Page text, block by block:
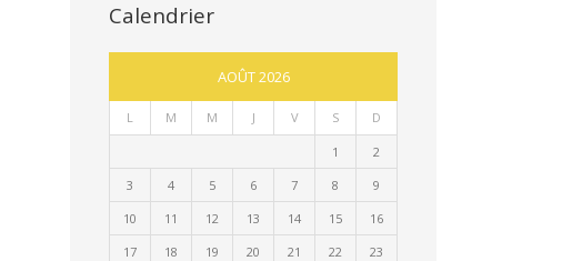
Calendrier
AOÛT 2026
L M M J V S D
1
2
3
4 5 6 7 8
9
10
11 12 13 14 15
16
17
18 19 20 21 22
23